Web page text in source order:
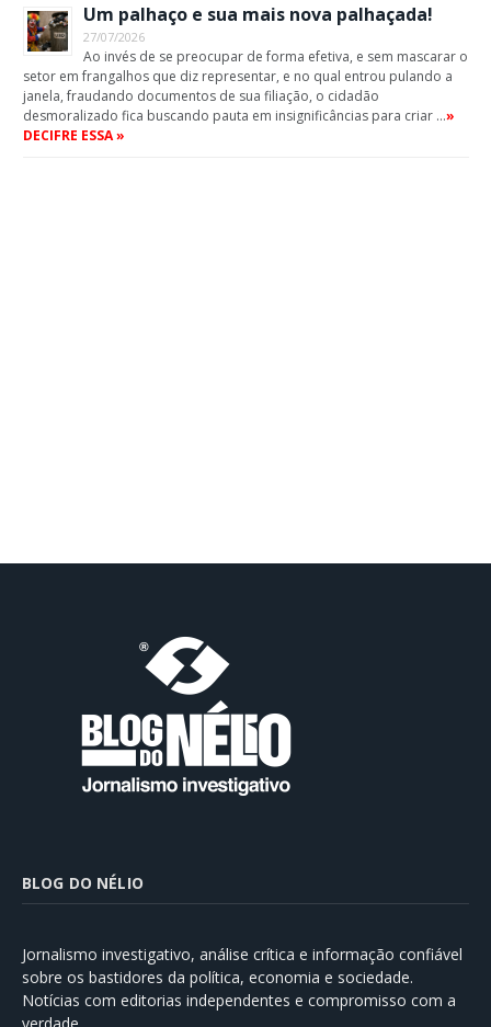
Um palhaço e sua mais nova palhaçada!
27/07/2026
Ao invés de se preocupar de forma efetiva, e sem mascarar o
setor em frangalhos que diz representar, e no qual entrou pulando a
janela, fraudando documentos de sua filiação, o cidadão
desmoralizado fica buscando pauta em insignificâncias para criar …»
DECIFRE ESSA »
BLOG DO NÉLIO
Jornalismo investigativo, análise crítica e informação confiável
sobre os bastidores da política, economia e sociedade.
Notícias com editorias independentes e compromisso com a